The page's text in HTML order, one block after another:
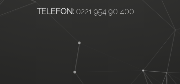
TELEFON: 0221 954 90 400